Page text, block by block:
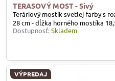
TERASOVÝ MOST - Sivý
Teráriový mostík svetlej farby s
28 cm - dĺžka horného mostíka
Dostupnosť:Skladem
VÝPREDAJ